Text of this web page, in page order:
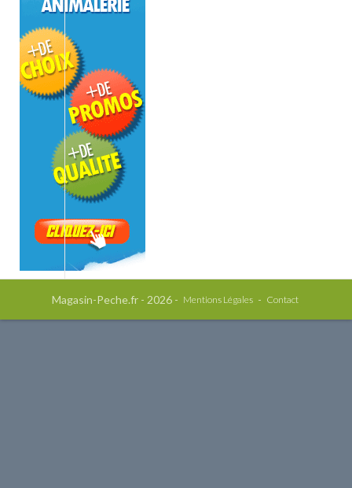
Magasin-Peche.fr - 2026 - Mentions Légales - Contact